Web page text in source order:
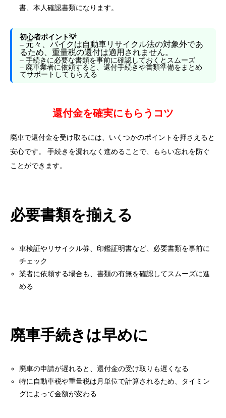
書、本人確認書類になります。
初心者ポイント💡
– 元々、 バイクは自動車リサイクル法の対象外であ
るため、重量税の還付は適用されません。
– 手続きに必要な書類を事前に確認しておくとスムーズ
– 廃車業者に依頼すると、還付手続きや書類準備をまとめ
てサポートしてもらえる
還付金を確実にもらうコツ
廃車で還付金を受け取るには、いくつかのポイントを押さえると
安心です。 手続きを漏れなく進めることで、もらい忘れを防ぐ
ことができます。
必要書類を揃える
車検証やリサイクル券、印鑑証明書など、必要書類を事前に
チェック
業者に依頼する場合も、書類の有無を確認してスムーズに進
める
廃車手続きは早めに
廃車の申請が遅れると、還付金の受け取りも遅くなる
特に自動車税や重量税は月単位で計算されるため、タイミン
グによって金額が変わる